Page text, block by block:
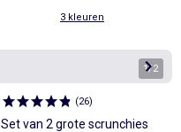
3 kleuren
1/2
(26)
Set van 2 grote scrunchies